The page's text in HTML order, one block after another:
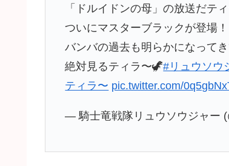
「ドルイドンの母」の放送だテ
ついにマスターブラックが登場！
バンバの過去も明らかになって
絶対見るティラ〜🦖#リュウソウ
ティラ〜 pic.twitter.com/
— 騎士竜戦隊リュウソウジャー